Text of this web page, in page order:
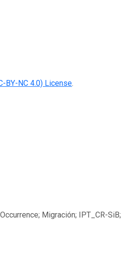
BY-NC 4.0) License.
Migración; IPT_CR-SiB;